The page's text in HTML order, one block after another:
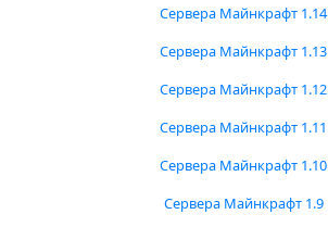
Сервера Майнкрафт 1.14
Сервера Майнкрафт 1.13
Сервера Майнкрафт 1.12
Сервера Майнкрафт 1.11
Сервера Майнкрафт 1.10
Сервера Майнкрафт 1.9